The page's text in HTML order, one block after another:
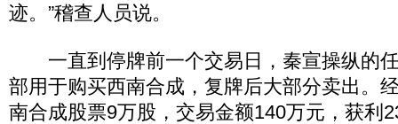
迹。”稽查人员说。
一直到停牌前一个交易日，秦宣操纵的
部用于购买西南合成，复牌后大部分卖出。
南合成股票9万股，交易金额140万元，获利